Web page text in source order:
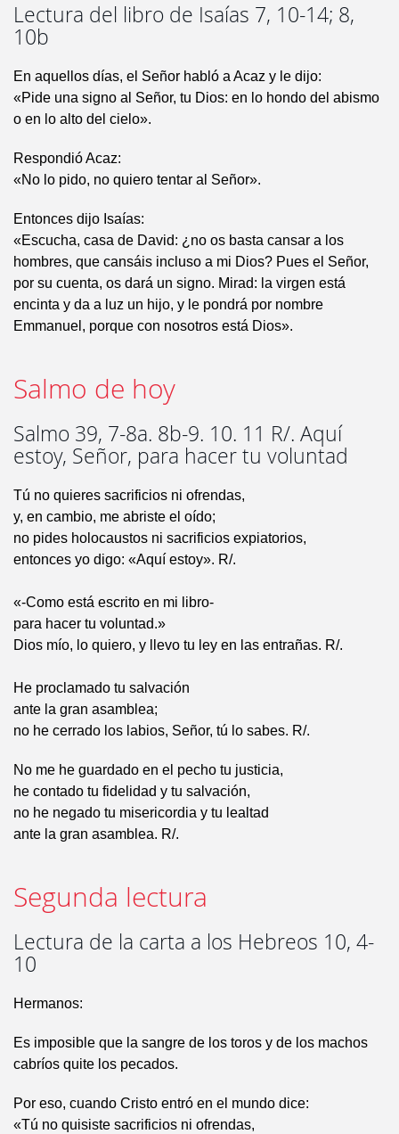
Lectura del libro de Isaías 7, 10-14; 8,
10b
En aquellos días, el Señor habló a Acaz y le dijo:
«Pide una signo al Señor, tu Dios: en lo hondo del abismo
o en lo alto del cielo».
Respondió Acaz:
«No lo pido, no quiero tentar al Señor».
Entonces dijo Isaías:
«Escucha, casa de David: ¿no os basta cansar a los
hombres, que cansáis incluso a mi Dios? Pues el Señor,
por su cuenta, os dará un signo. Mirad: la virgen está
encinta y da a luz un hijo, y le pondrá por nombre
Emmanuel, porque con nosotros está Dios».
Salmo de hoy
Salmo 39, 7-8a. 8b-9. 10. 11 R/. Aquí
estoy, Señor, para hacer tu voluntad
Tú no quieres sacrificios ni ofrendas,
y, en cambio, me abriste el oído;
no pides holocaustos ni sacrificios expiatorios,
entonces yo digo: «Aquí estoy». R/.
«-Como está escrito en mi libro-
para hacer tu voluntad.»
Dios mío, lo quiero, y llevo tu ley en las entrañas. R/.
He proclamado tu salvación
ante la gran asamblea;
no he cerrado los labios, Señor, tú lo sabes. R/.
No me he guardado en el pecho tu justicia,
he contado tu fidelidad y tu salvación,
no he negado tu misericordia y tu lealtad
ante la gran asamblea. R/.
Segunda lectura
Lectura de la carta a los Hebreos 10, 4-
10
Hermanos:
Es imposible que la sangre de los toros y de los machos
cabríos quite los pecados.
Por eso, cuando Cristo entró en el mundo dice:
«Tú no quisiste sacrificios ni ofrendas,